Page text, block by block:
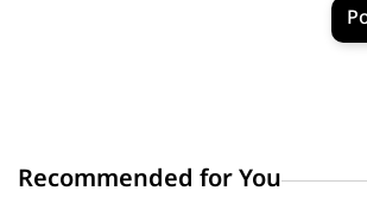
Recommended for You